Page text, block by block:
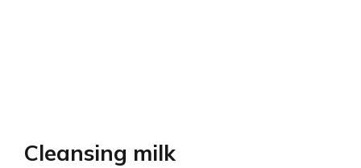
Cleansing milk